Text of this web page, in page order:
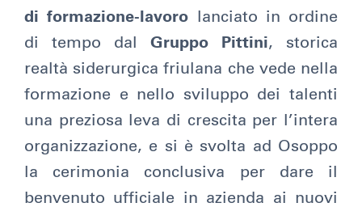
di formazione-lavoro lanciato in ordine
di tempo dal Gruppo Pittini, storica
realtà siderurgica friulana che vede nella
formazione e nello sviluppo dei talenti
una preziosa leva di crescita per l’intera
organizzazione, e si è svolta ad Osoppo
la cerimonia conclusiva per dare il
benvenuto ufficiale in azienda ai nuovi